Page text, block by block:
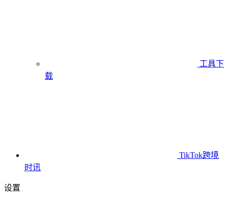
工具下
载
TikTok跨境
时讯
设置